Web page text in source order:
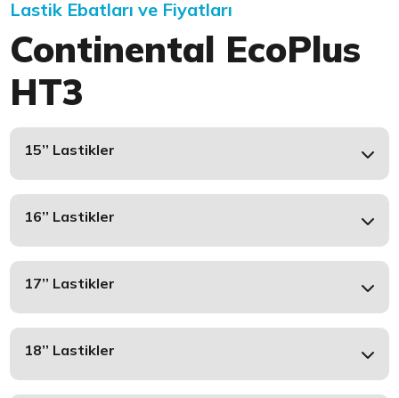
Lastik Ebatları ve Fiyatları
Continental EcoPlus
HT3
15’’ Lastikler
16’’ Lastikler
17’’ Lastikler
18’’ Lastikler